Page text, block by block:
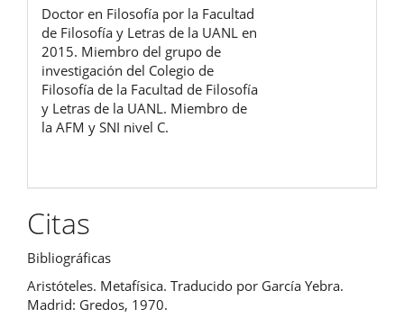
Doctor en Filosofía por la Facultad
de Filosofía y Letras de la UANL en
2015. Miembro del grupo de
investigación del Colegio de
Filosofía de la Facultad de Filosofía
y Letras de la UANL. Miembro de
la AFM y SNI nivel C.
Citas
Bibliográficas
Aristóteles. Metafísica. Traducido por García Yebra.
Madrid: Gredos, 1970.